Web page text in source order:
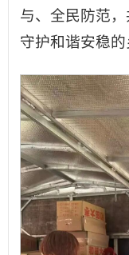
与、全民防范，
守护和谐安稳的